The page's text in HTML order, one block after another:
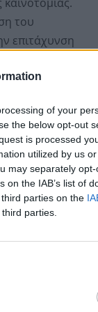
of your
the below opt-out
is processed
utilized by us
may separately
the IAB’s list of
parties on the
parties.
του
επιτάχυνση
και τη
συμβάλλει
η
διεθνώς